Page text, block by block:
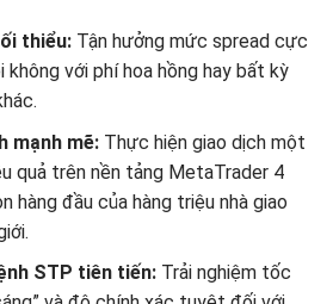
thiểu:Tận hưởng mức spread cực
không với phí hoa hồng hay bất kỳ
mạnh mẽ:Thực hiện giao dịch một
quả trên nền tảng MetaTrader 4
hàng đầu của hàng triệu nhà giao
STP tiên tiến:Trải nghiệm tốc